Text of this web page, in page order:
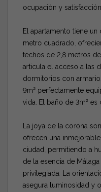
ocupación y
El apartamento tiene
metro cuadrado,
techos de 2,8 metros
articula el acceso a las
dormitorios con
9m² perfectamente
vida. El baño de 3m² es
La joya de la corona
ofrecen una
ciudad, permitiendo a
de la esencia de
privilegiada. La
asegura luminosidad y